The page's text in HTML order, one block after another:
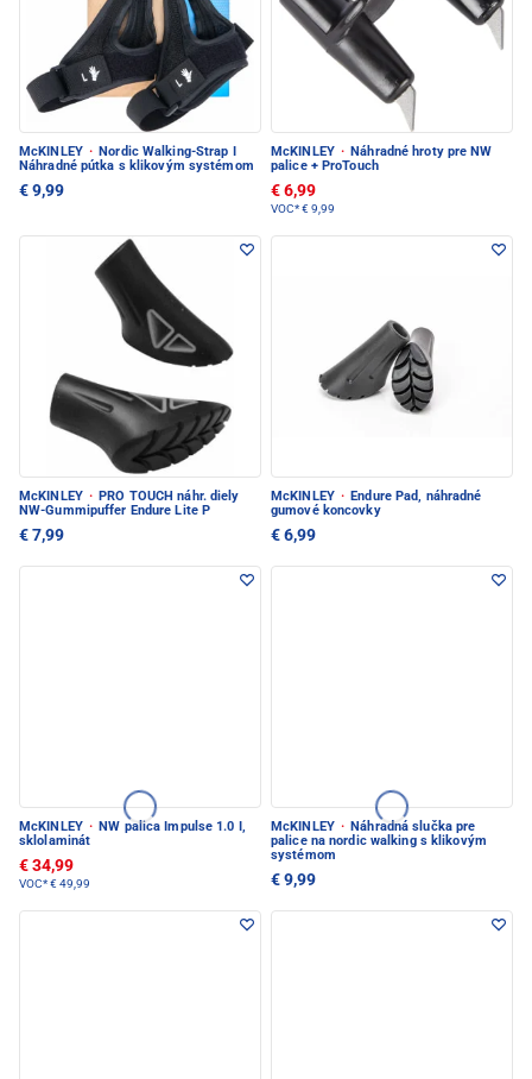
McKINLEY · Nordic Walking-Strap I
Náhradné pútka s klikovým systémom
€ 9,99
McKINLEY · Náhradné hroty pre NW
palice + ProTouch
€ 6,99
VOC*€ 9,99
McKINLEY · PRO TOUCH náhr. diely
NW-Gummipuffer Endure Lite P
€ 7,99
McKINLEY · Endure Pad, náhradné
gumové koncovky
€ 6,99
McKINLEY · NW palica Impulse 1.0 I,
sklolaminát
€ 34,99
VOC*€ 49,99
McKINLEY · Náhradná slučka pre
palice na nordic walking s klikovým
systémom
€ 9,99